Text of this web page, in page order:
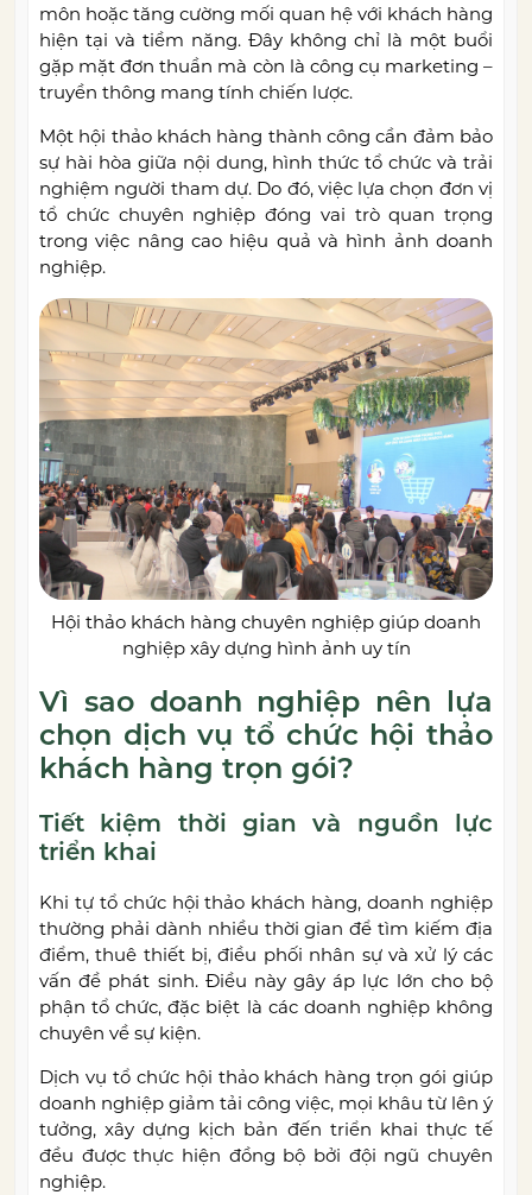
môn hoặc tăng cường mối quan hệ với khách hàng
hiện tại và tiềm năng. Đây không chỉ là một buổi
gặp mặt đơn thuần mà còn là công cụ marketing –
truyền thông mang tính chiến lược.
Một hội thảo khách hàng thành công cần đảm bảo
sự hài hòa giữa nội dung, hình thức tổ chức và trải
nghiệm người tham dự. Do đó, việc lựa chọn đơn vị
tổ chức chuyên nghiệp đóng vai trò quan trọng
trong việc nâng cao hiệu quả và hình ảnh doanh
nghiệp.
Hội thảo khách hàng chuyên nghiệp giúp doanh
nghiệp xây dựng hình ảnh uy tín
Vì sao doanh nghiệp nên lựa
chọn dịch vụ tổ chức hội thảo
khách hàng trọn gói?
Tiết kiệm thời gian và nguồn lực
triển khai
Khi tự tổ chức hội thảo khách hàng, doanh nghiệp
thường phải dành nhiều thời gian để tìm kiếm địa
điểm, thuê thiết bị, điều phối nhân sự và xử lý các
vấn đề phát sinh. Điều này gây áp lực lớn cho bộ
phận tổ chức, đặc biệt là các doanh nghiệp không
chuyên về sự kiện.
Dịch vụ tổ chức hội thảo khách hàng trọn gói giúp
doanh nghiệp giảm tải công việc, mọi khâu từ lên ý
tưởng, xây dựng kịch bản đến triển khai thực tế
đều được thực hiện đồng bộ bởi đội ngũ chuyên
nghiệp.